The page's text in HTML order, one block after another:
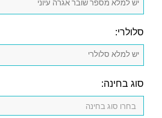
סלולרי:
סוג בחינה: